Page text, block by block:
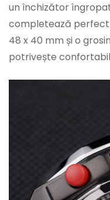
un închizător
completează perfect
48 x 40 mm și o
potrivește